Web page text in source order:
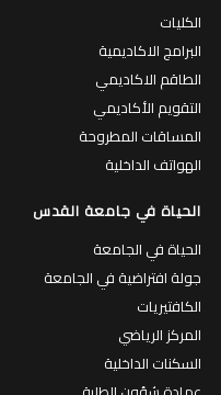
الكليات
البرامج الاكاديمية
الطاقم الاكاديمي
التقويم الأكاديمي
المساقات المطروحة
الهواتف الداخلية
الحياة في جامعة القدس
الحياة في الجامعة
جولة افتراضية في الجامعة
الكافتيريات
المركز الرياضي
السكنات الداخلية